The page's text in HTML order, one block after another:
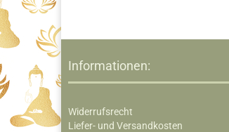
Informationen:
Widerrufsrecht
Liefer- und Versandkosten